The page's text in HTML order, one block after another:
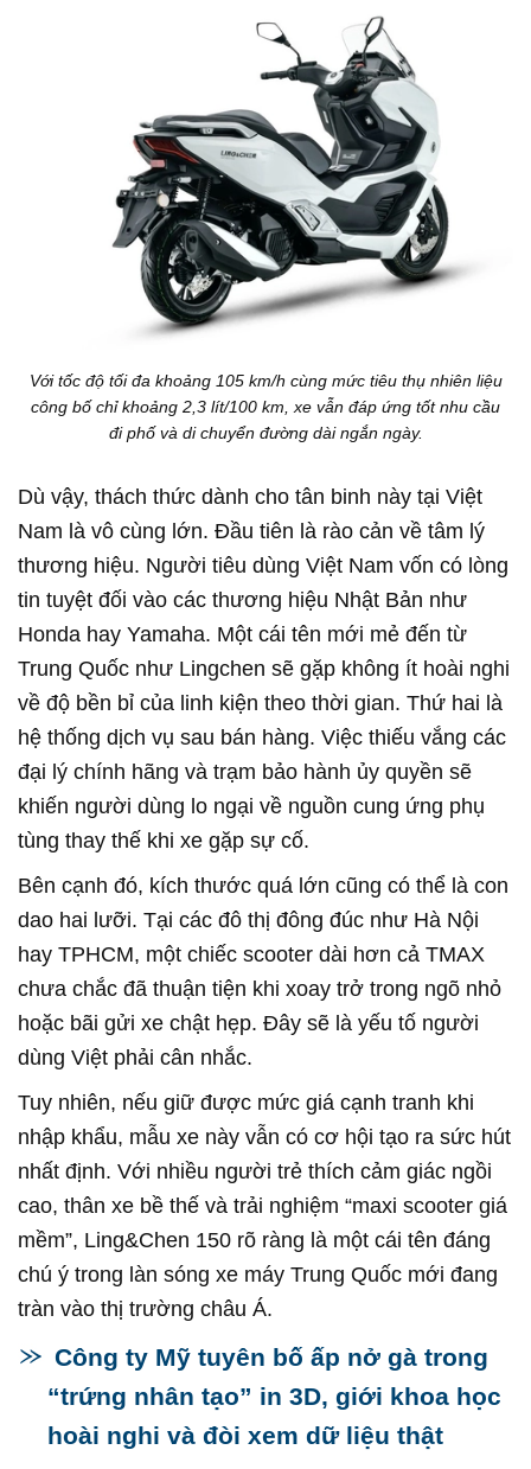
Với tốc độ tối đa khoảng 105 km/h cùng mức tiêu thụ nhiên liệu
công bố chỉ khoảng 2,3 lít/100 km, xe vẫn đáp ứng tốt nhu cầu
đi phố và di chuyển đường dài ngắn ngày.
Dù vậy, thách thức dành cho tân binh này tại Việt
Nam là vô cùng lớn. Đầu tiên là rào cản về tâm lý
thương hiệu. Người tiêu dùng Việt Nam vốn có lòng
tin tuyệt đối vào các thương hiệu Nhật Bản như
Honda hay Yamaha. Một cái tên mới mẻ đến từ
Trung Quốc như Lingchen sẽ gặp không ít hoài nghi
về độ bền bỉ của linh kiện theo thời gian. Thứ hai là
hệ thống dịch vụ sau bán hàng. Việc thiếu vắng các
đại lý chính hãng và trạm bảo hành ủy quyền sẽ
khiến người dùng lo ngại về nguồn cung ứng phụ
tùng thay thế khi xe gặp sự cố.
Bên cạnh đó, kích thước quá lớn cũng có thể là con
dao hai lưỡi. Tại các đô thị đông đúc như Hà Nội
hay TPHCM, một chiếc scooter dài hơn cả TMAX
chưa chắc đã thuận tiện khi xoay trở trong ngõ nhỏ
hoặc bãi gửi xe chật hẹp. Đây sẽ là yếu tố người
dùng Việt phải cân nhắc.
Tuy nhiên, nếu giữ được mức giá cạnh tranh khi
nhập khẩu, mẫu xe này vẫn có cơ hội tạo ra sức hút
nhất định. Với nhiều người trẻ thích cảm giác ngồi
cao, thân xe bề thế và trải nghiệm “maxi scooter giá
mềm”, Ling&Chen 150 rõ ràng là một cái tên đáng
chú ý trong làn sóng xe máy Trung Quốc mới đang
tràn vào thị trường châu Á.
Công ty Mỹ tuyên bố ấp nở gà trong
“trứng nhân tạo” in 3D, giới khoa học
hoài nghi và đòi xem dữ liệu thật